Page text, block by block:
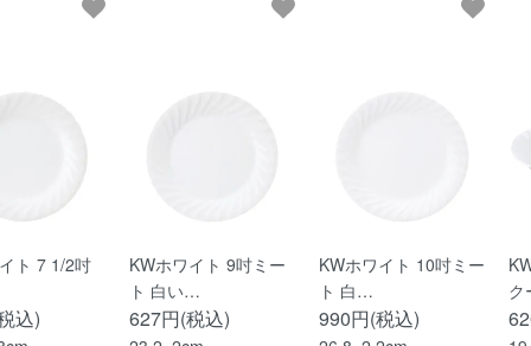
ト 7 1/2吋
込)
KWホワイト 9吋ミー
ト 白い…
627円(税込)
KWホワイト 10吋ミー
ト 白…
990円(税込)